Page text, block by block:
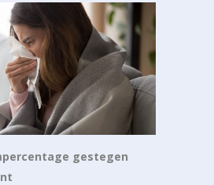
gestegen